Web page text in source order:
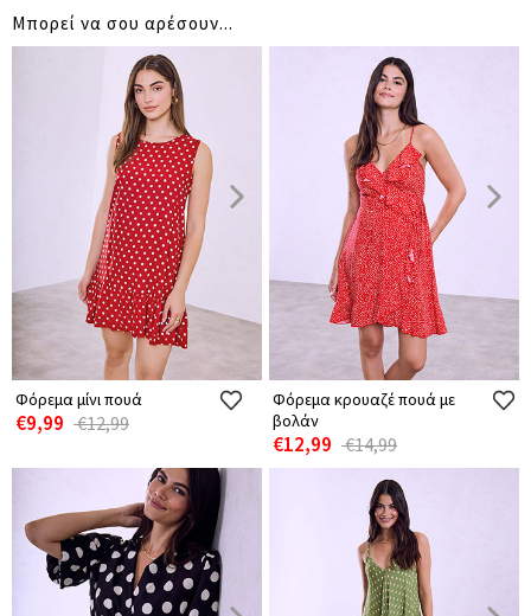
Μπορεί να σου αρέσουν...
Φόρεμα μίνι πουά
€9,99 €12,99
Φόρεμα κρουαζέ πουά με
βολάν
€12,99 €14,99